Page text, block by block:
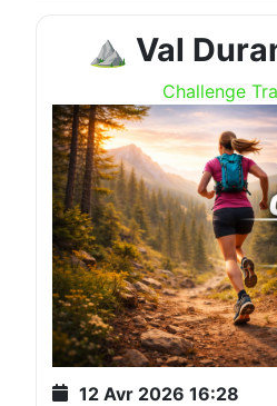
⛰️ Val
Challenge
12 Avr 2026 16:28